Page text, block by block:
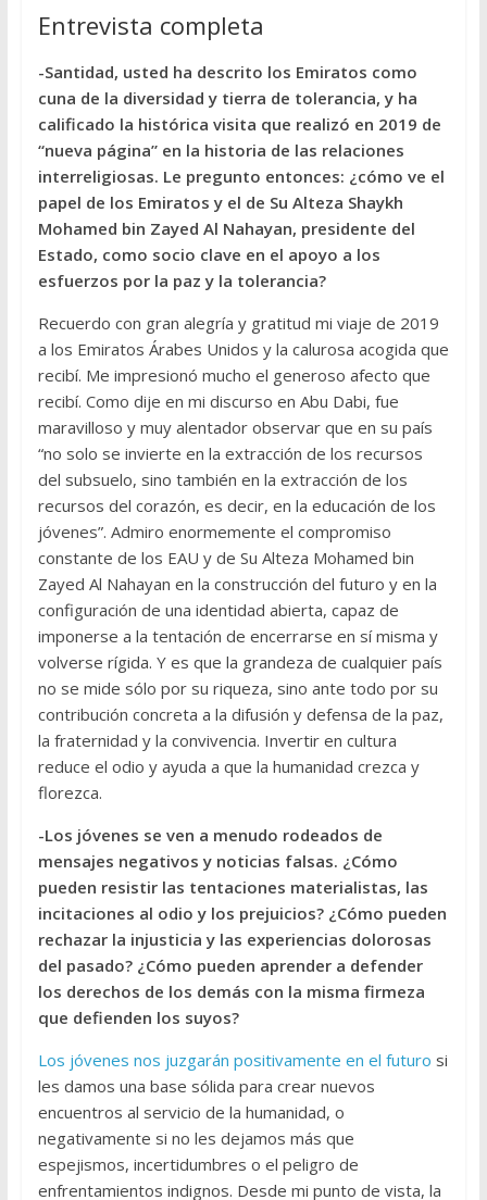
Entrevista completa
-Santidad, usted ha descrito los Emiratos como
cuna de la diversidad y tierra de tolerancia, y ha
calificado la histórica visita que realizó en 2019 de
“nueva página” en la historia de las relaciones
interreligiosas. Le pregunto entonces: ¿cómo ve el
papel de los Emiratos y el de Su Alteza Shaykh
Mohamed bin Zayed Al Nahayan, presidente del
Estado, como socio clave en el apoyo a los
esfuerzos por la paz y la tolerancia?
Recuerdo con gran alegría y gratitud mi viaje de 2019
a los Emiratos Árabes Unidos y la calurosa acogida que
recibí. Me impresionó mucho el generoso afecto que
recibí. Como dije en mi discurso en Abu Dabi, fue
maravilloso y muy alentador observar que en su país
“no solo se invierte en la extracción de los recursos
del subsuelo, sino también en la extracción de los
recursos del corazón, es decir, en la educación de los
jóvenes”. Admiro enormemente el compromiso
constante de los EAU y de Su Alteza Mohamed bin
Zayed Al Nahayan en la construcción del futuro y en la
configuración de una identidad abierta, capaz de
imponerse a la tentación de encerrarse en sí misma y
volverse rígida. Y es que la grandeza de cualquier país
no se mide sólo por su riqueza, sino ante todo por su
contribución concreta a la difusión y defensa de la paz,
la fraternidad y la convivencia. Invertir en cultura
reduce el odio y ayuda a que la humanidad crezca y
florezca.
-Los jóvenes se ven a menudo rodeados de
mensajes negativos y noticias falsas. ¿Cómo
pueden resistir las tentaciones materialistas, las
incitaciones al odio y los prejuicios? ¿Cómo pueden
rechazar la injusticia y las experiencias dolorosas
del pasado? ¿Cómo pueden aprender a defender
los derechos de los demás con la misma firmeza
que defienden los suyos?
Los jóvenes nos juzgarán positivamente en el futuro si
les damos una base sólida para crear nuevos
encuentros al servicio de la humanidad, o
negativamente si no les dejamos más que
espejismos, incertidumbres o el peligro de
enfrentamientos indignos. Desde mi punto de vista, la